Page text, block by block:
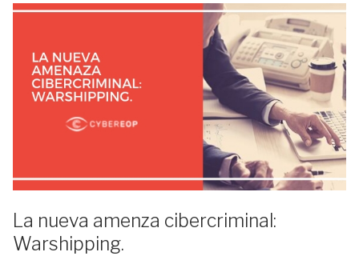
La nueva amenza cibercriminal:
Warshipping.